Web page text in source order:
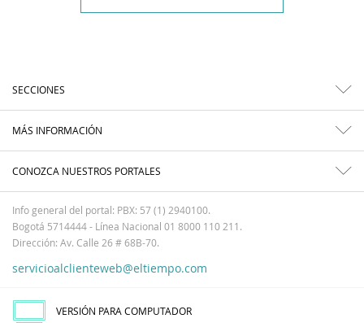
SECCIONES
MÁS INFORMACIÓN
CONOZCA NUESTROS PORTALES
Info general del portal: PBX: 57 (1) 2940100.
Bogotá 5714444 - Línea Nacional 01 8000 110 211.
Dirección: Av. Calle 26 # 68B-70.
servicioalclienteweb@eltiempo.com
VERSIÓN PARA COMPUTADOR